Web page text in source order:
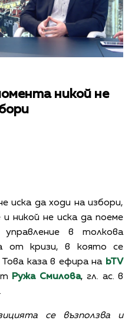
никой не
иска да ходи на избори,
никой не иска да поеме
в толкова
от кризи, в която се
каза в ефира на bTV
Ружа Смилова, гл. ас. в
се възползва и